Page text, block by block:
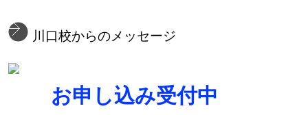
川口校からのメッセージ
お申し込み受付中